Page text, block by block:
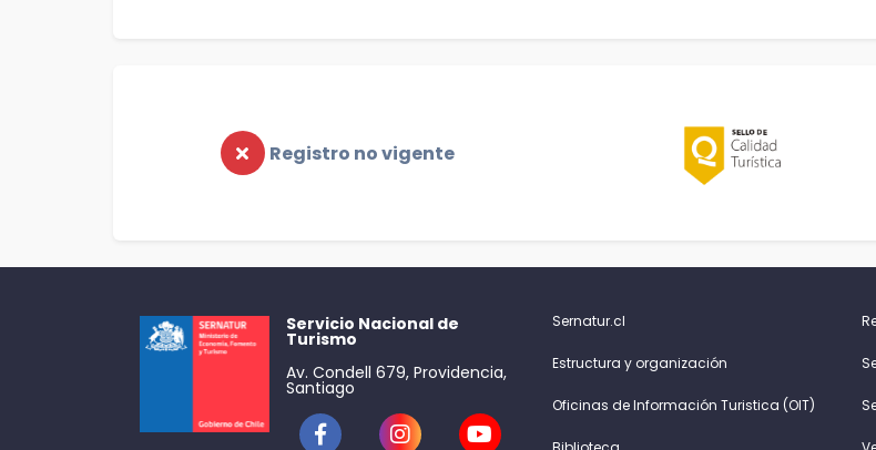
Registro no vigente
Servicio Nacional de
Turismo
Av. Condell 679, Providencia,
Santiago
Sernatur.cl
Estructura y organización
Oficinas de Información Turistica (OIT)